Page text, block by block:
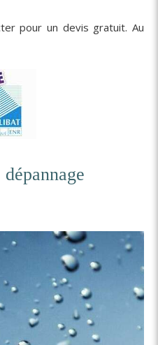
pour un devis gratuit. Au